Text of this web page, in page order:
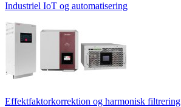
Industriel IoT og automatisering
Effektfaktorkorrektion og harmonisk filtrering